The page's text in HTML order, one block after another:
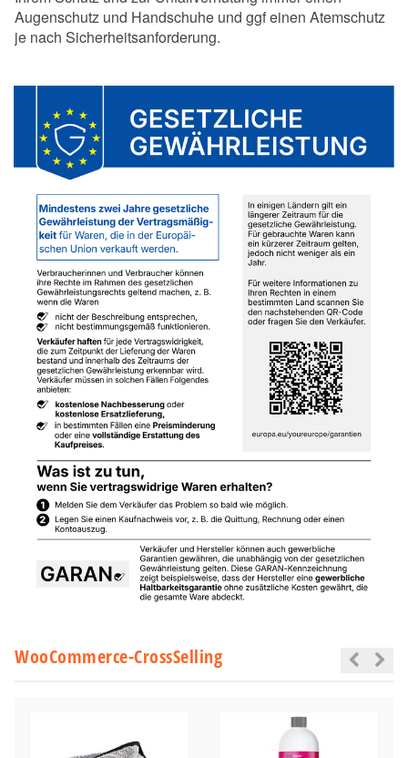
Augenschutz und Handschuhe und ggf einen Atemschutz
je nach Sicherheitsanforderung.
WooCommerce-CrossSelling